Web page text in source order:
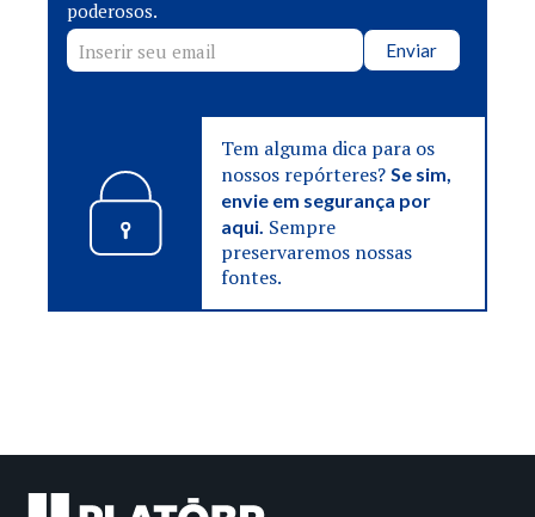
poderosos.
Enviar
Tem alguma dica para os
nossos repórteres?Se sim,
envie em segurança por
aqui. Sempre
preservaremos nossas
fontes.